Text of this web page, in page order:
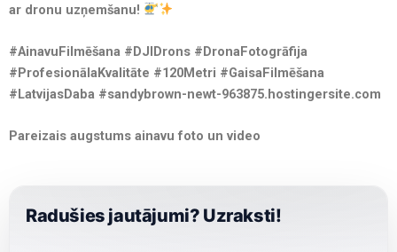
ar dronu uzņemšanu!
#AinavuFilmēšana #DJIDrons #DronaFotogrāfija
#ProfesionālaKvalitāte #120Metri #GaisaFilmēšana
#LatvijasDaba #sandybrown-newt-963875.hostingersite.com
Pareizais augstums ainavu foto un video
Radušies jautājumi? Uzraksti!